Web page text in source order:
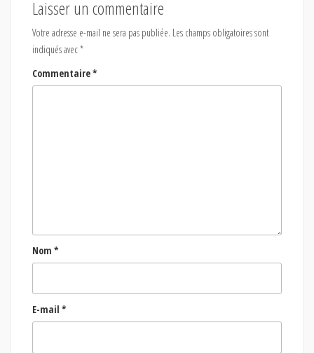
Laisser un commentaire
Votre adresse e-mail ne sera pas publiée. Les champs obligatoires sont
indiqués avec*
Commentaire*
Nom *
E-mail *